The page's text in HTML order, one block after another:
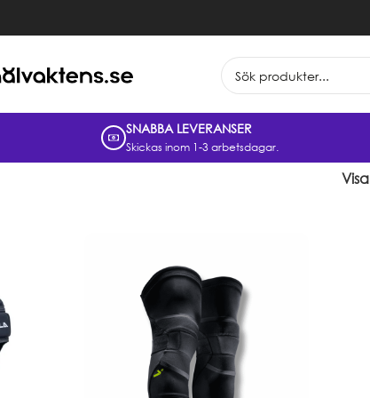
SNABBA LEVERANSER
Skickas inom 1-3 arbetsdagar.
Visa